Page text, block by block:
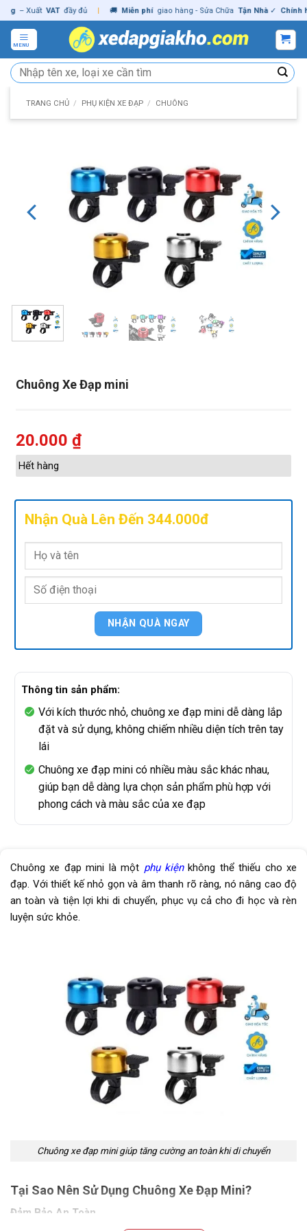
Skip
to
content
– Xuất VAT đầy đủ | 🚚 Miễn phí giao hàng - Sửa Chữa Tận Nhà ✓ Chính hãng
MENU
Tìm
kiếm:
TRANG CHỦ / PHỤ KIỆN XE ĐẠP / CHUÔNG
Chuông Xe Đạp mini
20.000 ₫
Hết hàng
Nhận Quà Lên Đến 344.000đ
Thông tin sản phẩm:
Với kích thước nhỏ, chuông xe đạp mini dễ dàng lắp
đặt và sử dụng, không chiếm nhiều diện tích trên tay
lái
Chuông xe đạp mini có nhiều màu sắc khác nhau,
giúp bạn dễ dàng lựa chọn sản phẩm phù hợp với
phong cách và màu sắc của xe đạp
Chuông xe đạp mini là một phụ kiệnkhông thể thiếu cho xe
đạp. Với thiết kế nhỏ gọn và âm thanh rõ ràng, nó nâng cao độ
an toàn và tiện lợi khi di chuyển, phục vụ cả cho đi học và rèn
luyện sức khỏe.
Chuông xe đạp mini giúp tăng cường an toàn khi di chuyển
Tại Sao Nên Sử Dụng Chuông Xe Đạp Mini?
Đảm Bảo An Toàn